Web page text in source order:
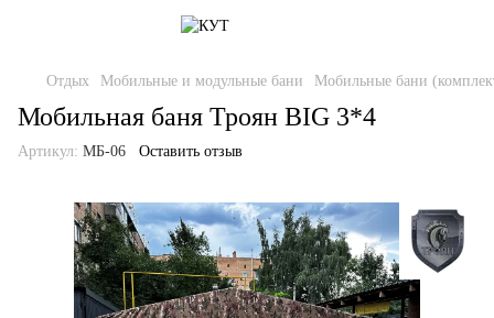
Отдых Мобильные и модульные бани Мобильные бани
Мобильная баня Троян BIG 3*4
Артикул: МБ-06 Оставить отзыв